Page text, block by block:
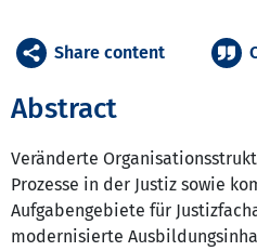
Abstract
Veränderte
Prozesse in der Justiz sowie
Aufgabengebiete für
modernisierte
Share content